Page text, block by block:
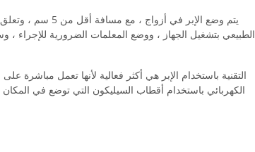
يتم وضع الإبر في
الطبيعي بتشغيل الجهاز ، ووضع المعلمات الضرورية للإجراء ،
التقنية باستخدام الإبر هي أكثر فعالية لأنها تعمل مباشرة
الكهربائي باستخدام أقطاب السيليكون التي توضع في المكان